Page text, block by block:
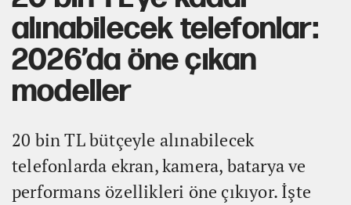
alınabilecek telefonlar:
2026’da öne çıkan
modeller
20 bin TL bütçeyle alınabilecek
telefonlarda ekran, kamera, batarya ve
performans özellikleri öne çıkıyor. İşte